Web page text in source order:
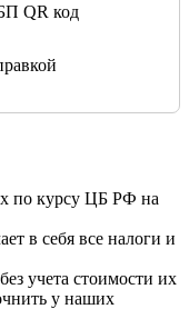
QR код
по курсу ЦБ РФ на
в себя все налоги и
учета стоимости их
у наших